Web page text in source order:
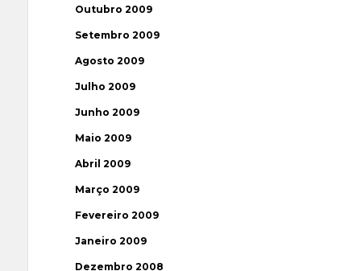
Outubro 2009
Setembro 2009
Agosto 2009
Julho 2009
Junho 2009
Maio 2009
Abril 2009
Março 2009
Fevereiro 2009
Janeiro 2009
Dezembro 2008